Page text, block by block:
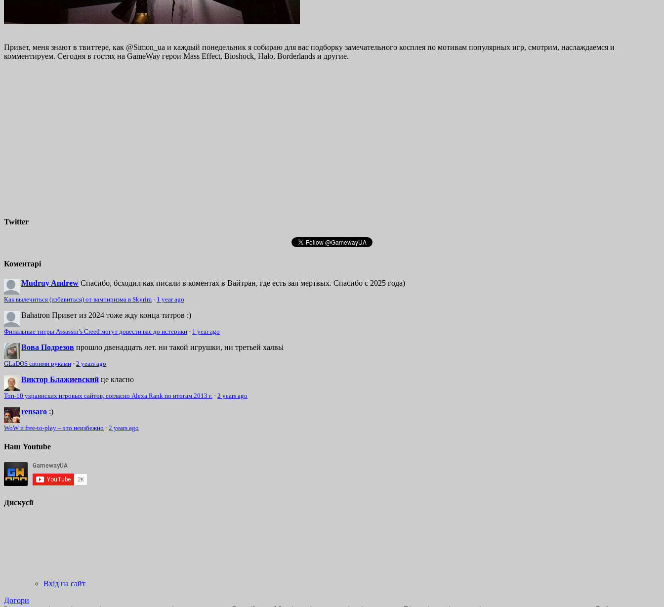
Привет, меня знают в твиттере, как @Simon_ua и каждый понедельник я собираю для вас подборку замечательного косплея по мотивам популярных игр, смотрим, наслаждаемся и
комментируем. Сегодня в гостях на GameWay герои Mass Effect, Bioshock, Halo, Borderlands и другие.
Twitter
Коментарі
Mudruy Andrew Спасибо, бсходил как писали в коментах в Вайтран, где есть зал мертвых. Спасибо с 2025 года)
Как вылечиться (избавиться) от вампиризма в Skyrim · 1 year ago
Bahatron Привет из 2024 тоже жду конца титров :)
Финальные титры Assassin’s Creed могут довести вас до истерики · 1 year ago
Вова Подрезов прошло двенадцать лет. ни такой игрушки, ни третьей халвьі
GLaDOS своими руками · 2 years ago
Виктор Блажиевский це класно
Топ-10 украинских игровых сайтов, согласно Alexa Rank по итогам 2013 г. · 2 years ago
rensaro :)
WoW и free-to-play – это неизбежно · 2 years ago
Наш Youtube
Дискусії
Вхід на сайт
Догори